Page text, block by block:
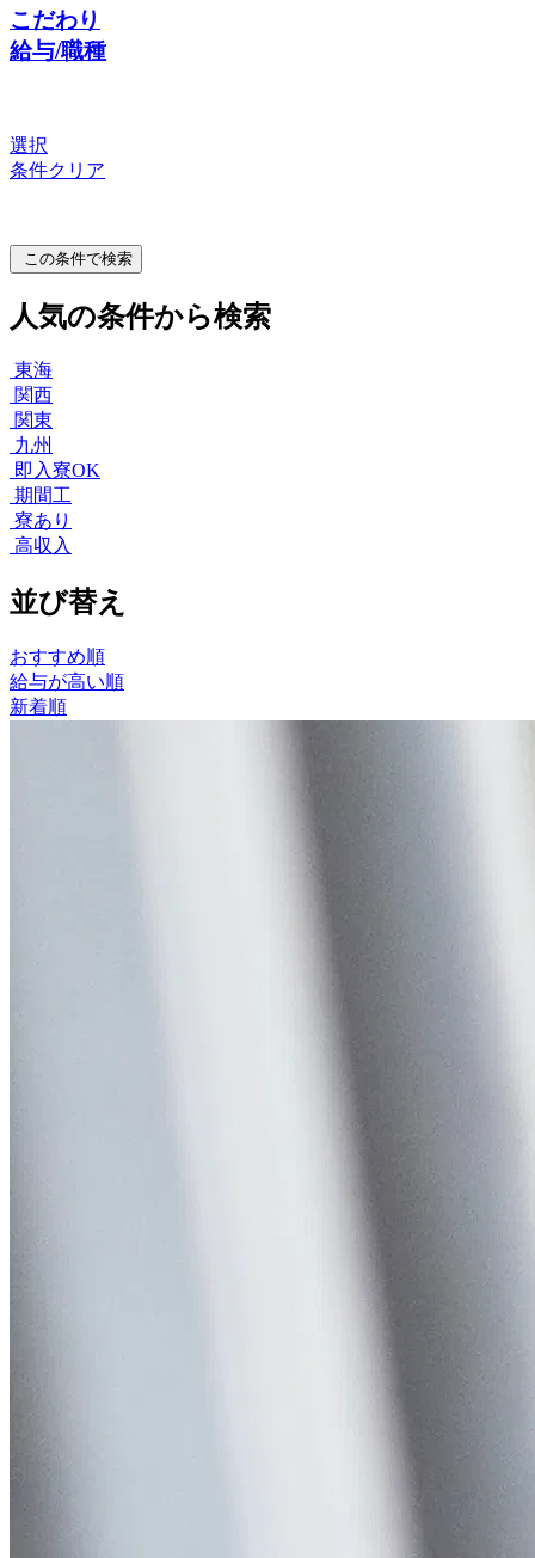
こだわり
給与/職種
選択
条件クリア
この条件で検索
人気の条件から検索
東海
関西
関東
九州
即入寮OK
期間工
寮あり
高収入
並び替え
おすすめ順
給与が高い順
新着順